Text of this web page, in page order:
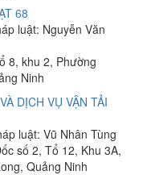
68
luật: Nguyễn Văn
8, khu 2, Phường
Ninh
DỊCH VỤ VẬN TẢI
luật: Vũ Nhân Tùng
số 2, Tổ 12, Khu 3A,
Quảng Ninh